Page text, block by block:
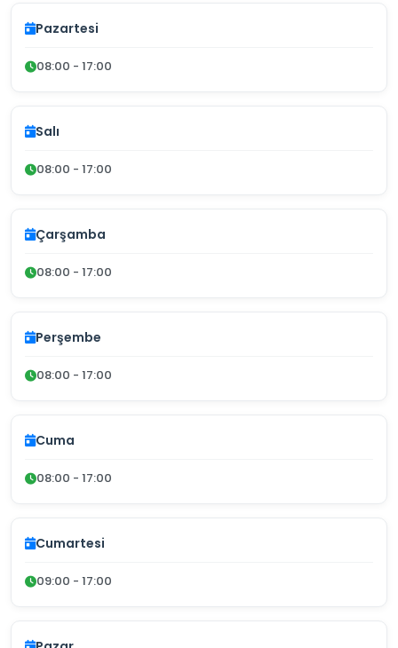
Pazartesi
08:00 - 17:00
Salı
08:00 - 17:00
Çarşamba
08:00 - 17:00
Perşembe
08:00 - 17:00
Cuma
08:00 - 17:00
Cumartesi
09:00 - 17:00